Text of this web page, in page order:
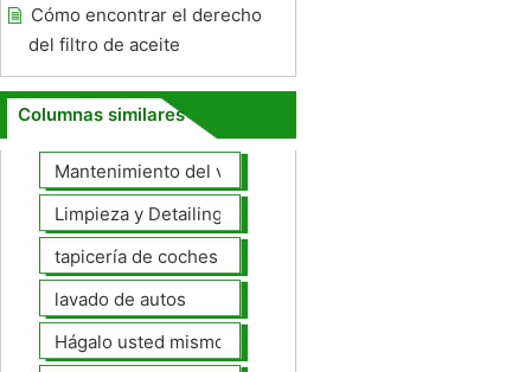
Cómo encontrar el derecho
del filtro de aceite
Columnas similares
Mantenimiento del vehículo
Limpieza y Detailing
tapicería de coches
lavado de autos
Hágalo usted mismo Mantenimiento de Automotores